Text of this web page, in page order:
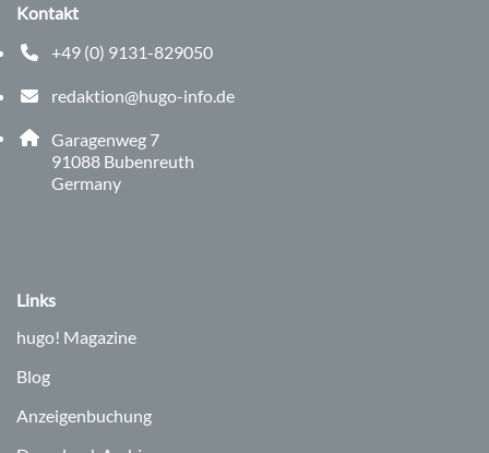
Kontakt
+49 (0) 9131-829050
Telefonnummer: 0 9 1 3 1 8 2 9 0 5 0
redaktion@hugo-info.de
E-Mail Adresse: redaktion@hugo-info.de
Adresse:
Garagenweg 7
91088 , 9 1 0 8 8
Bubenreuth
Germany
Links
hugo! Magazine
Blog
Anzeigenbuchung